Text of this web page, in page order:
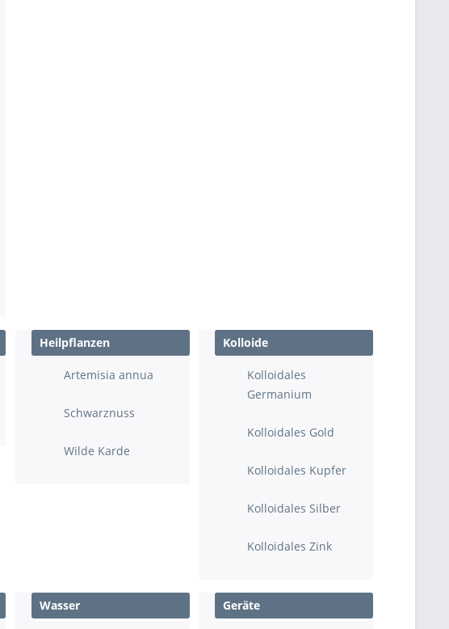
Heilpflanzen
Artemisia annua
Schwarznuss
Wilde Karde
Kolloide
Kolloidales
Germanium
Kolloidales Gold
Kolloidales Kupfer
Kolloidales Silber
Kolloidales Zink
Wasser Geräte